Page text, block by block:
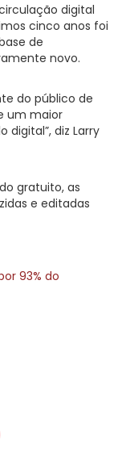
digital
cinco anos foi
de
novo.
do público de
um maior
diz Larry
gratuito, as
e editadas
93% do